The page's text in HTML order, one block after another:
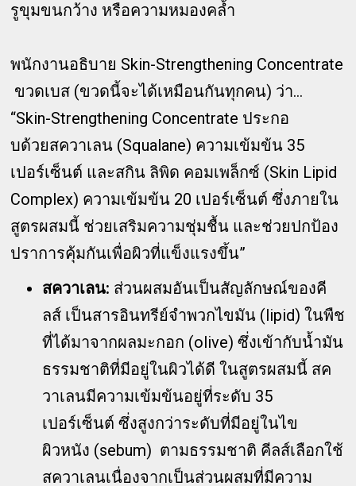
รูขุมขนกว้าง หรือความหมองคล้ำ
พนักงานอธิบาย Skin-Strengthening Concentrate
ขวดเบส (ขวดนี้จะได้เหมือนกันทุกคน) ว่า...
“Skin-Strengthening Concentrate ประกอ
บด้วยสควาเลน (Squalane) ความเข้มข้น 35
เปอร์เซ็นต์ และสกิน ลิพิด คอมเพล็กซ์ (Skin Lipid
Complex) ความเข้มข้น 20 เปอร์เซ็นต์ ซึ่งภายใน
สูตรผสมนี้ ช่วยเสริมความชุ่มชื้น และช่วยปกป้อง
ปราการคุ้มกันเพื่อผิวที่แข็งแรงขึ้น”
สควาเลน: ส่วนผสมอันเป็นสัญลักษณ์ของคี
ลส์ เป็นสารอินทรีย์จำพวกไขมัน (lipid) ในพืช
ที่ได้มาจากผลมะกอก (olive) ซึ่งเข้ากับน้ำมัน
ธรรมชาติที่มีอยู่ในผิวได้ดี ในสูตรผสมนี้ สค
วาเลนมีความเข้มข้นอยู่ที่ระดับ 35
เปอร์เซ็นต์ ซึ่งสูงกว่าระดับที่มีอยู่ในไข
ผิวหนัง (sebum) ตามธรรมชาติ คีลส์เลือกใช้
สควาเลนเนื่องจากเป็นส่วนผสมที่มีความ